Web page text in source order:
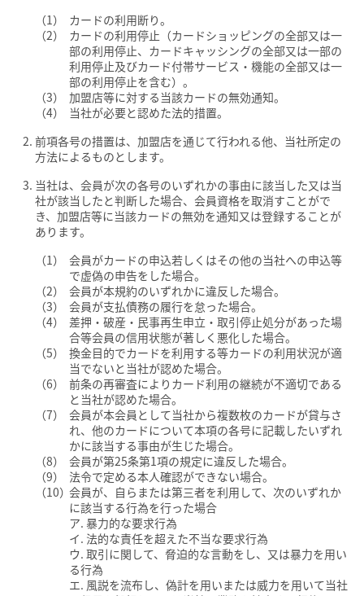
カードの利用断り。
カードの利用停止（カードショッピングの全部又は一
部の利用停止、カードキャッシングの全部又は一部の
利用停止及びカード付帯サービス・機能の全部又は一
部の利用停止を含む）。
加盟店等に対する当該カードの無効通知。
当社が必要と認めた法的措置。
前項各号の措置は、加盟店を通じて行われる他、当社所定の
方法によるものとします。
当社は、会員が次の各号のいずれかの事由に該当した又は当
社が該当したと判断した場合、会員資格を取消すことがで
き、加盟店等に当該カードの無効を通知又は登録することが
あります。
会員がカードの申込若しくはその他の当社への申込等
で虚偽の申告をした場合。
会員が本規約のいずれかに違反した場合。
会員が支払債務の履行を怠った場合。
差押・破産・民事再生申立・取引停止処分があった場
合等会員の信用状態が著しく悪化した場合。
換金目的でカードを利用する等カードの利用状況が適
当でないと当社が認めた場合。
前条の再審査によりカード利用の継続が不適切である
と当社が認めた場合。
会員が本会員として当社から複数枚のカードが貸与さ
れ、他のカードについて本項の各号に記載したいずれ
かに該当する事由が生じた場合。
会員が第25条第1項の規定に違反した場合。
法令で定める本人確認ができない場合。
会員が、自らまたは第三者を利用して、次のいずれか
に該当する行為を行った場合
ア. 暴力的な要求行為
イ. 法的な責任を超えた不当な要求行為
ウ. 取引に関して、脅迫的な言動をし、又は暴力を用い
る行為
エ. 風説を流布し、偽計を用いまたは威力を用いて当社